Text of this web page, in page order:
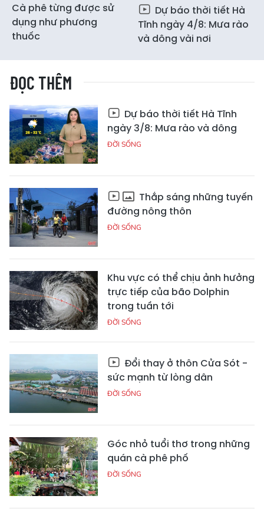
Cà phê từng được sử
dụng như phương
thuốc
Dự báo thời tiết Hà
Tĩnh ngày 4/8: Mưa rào
và dông vài nơi
ĐỌC THÊM
Dự báo thời tiết Hà Tĩnh
ngày 3/8: Mưa rào và dông
ĐỜI SỐNG
Thắp sáng những tuyến
đường nông thôn
ĐỜI SỐNG
Khu vực có thể chịu ảnh hưởng
trực tiếp của bão Dolphin
trong tuần tới
ĐỜI SỐNG
Đổi thay ở thôn Cửa Sót -
sức mạnh từ lòng dân
ĐỜI SỐNG
Góc nhỏ tuổi thơ trong những
quán cà phê phố
ĐỜI SỐNG